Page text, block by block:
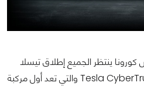
ينتظر الجميع إطلاق تيسلا
ليسارتها الكهربائية المرتقبة Tesla CyberTruck والتي تعد أول مركبة